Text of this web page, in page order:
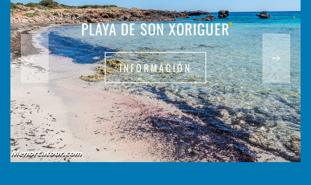
PLAYA DE SON XORIGUER
INFORMACIÓN